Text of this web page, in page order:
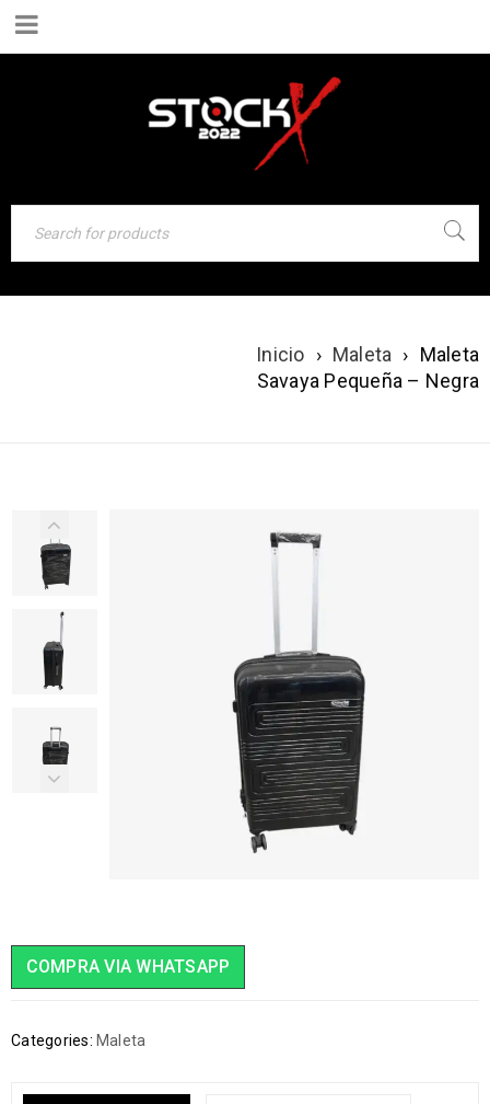
Inicio › Maleta › Maleta
Savaya Pequeña – Negra
COMPRA VIA WHATSAPP
Categories: Maleta